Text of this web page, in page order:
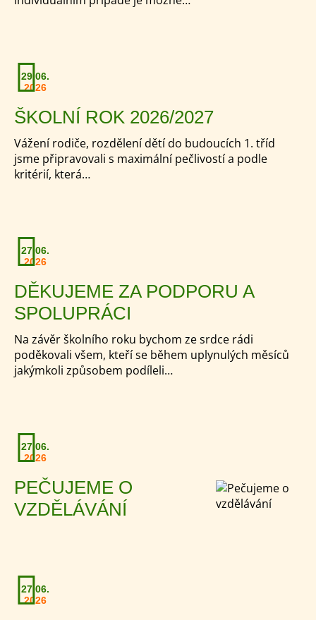
29.06.
2026
ŠKOLNÍ ROK 2026/2027
Vážení rodiče, rozdělení dětí do budoucích 1. tříd
jsme připravovali s maximální pečlivostí a podle
kritérií, která…
27.06.
2026
DĚKUJEME ZA PODPORU A
SPOLUPRÁCI
Na závěr školního roku bychom ze srdce rádi
poděkovali všem, kteří se během uplynulých měsíců
jakýmkoli způsobem podíleli…
27.06.
2026
PEČUJEME O
VZDĚLÁVÁNÍ
27.06.
2026